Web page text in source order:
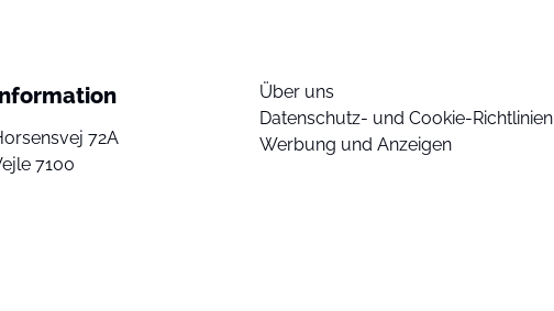
72A
7100
Über uns
Datenschutz- und Cookie-Richtlinien
Werbung und Anzeigen